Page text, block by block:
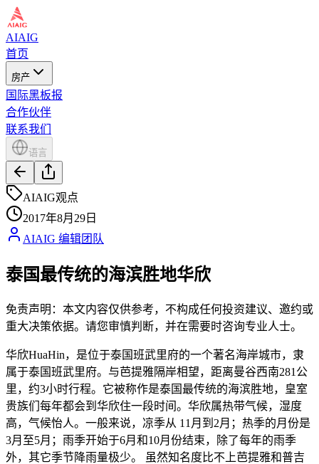
AIAIG
首页
房产
国际黑板报
合作伙伴
联系我们
语言
AIAIG观点
2017年8月29日
AIAIG 编辑团队
泰国最传统的海滨胜地华欣
免责声明：本文内容仅供参考，不构成任何投资建议、邀约或
重大决策依据。请您审慎判断，并在需要时咨询专业人士。
华欣HuaHin，是位于泰国班武里府的一个著名海岸城市，隶
属于泰国班武里府。与芭提雅隔岸相望，距离曼谷西南281公
里，约3小时行程。它被称作是泰国最传统的海滨胜地，皇室
贵族们每年都会到华欣住一段时间。华欣属热带气候，湿度
高，气候怡人。一般来说，凉季从 11月到2月；热季的月份是
3月至5月；雨季开始于6月和10月份结束，除了每年的雨季
外，其它季节降雨量极少。 虽然知名度比不上芭提雅和普吉